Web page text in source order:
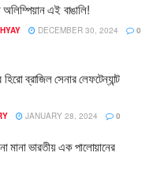
এই বাঙালি!
DECEMBER 30, 2024 0
ব্রাজিল সেনার লেফটেন্যান্ট
JANUARY 28, 2024 0
মানা ভারতীয় এক পালোয়ানের